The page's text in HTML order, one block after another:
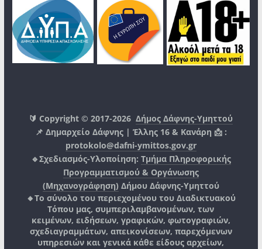
🔰 Copyright © 2017-2026Δήμος Δάφνης-Υμηττού
📌 Δημαρχείο Δάφνης | Έλλης 16 & Κανάρη 📩 :
protokolo@dafni-ymittos.gov.gr
🔹Σχεδιασμός-Υλοποίηση: Τμήμα Πληροφορικής
Προγραμματισμού & Οργάνωσης
(Μηχανογράφηση) Δήμου Δάφνης-Υμηττού
🔸Το σύνολο του περιεχομένου του Διαδικτυακού
Τόπου μας, συμπεριλαμβανομένων, των
κειμένων, ειδήσεων, γραφικών, φωτογραφιών,
σχεδιαγραμμάτων, απεικονίσεων, παρεχόμενων
υπηρεσιών και γενικά κάθε είδους αρχείων,